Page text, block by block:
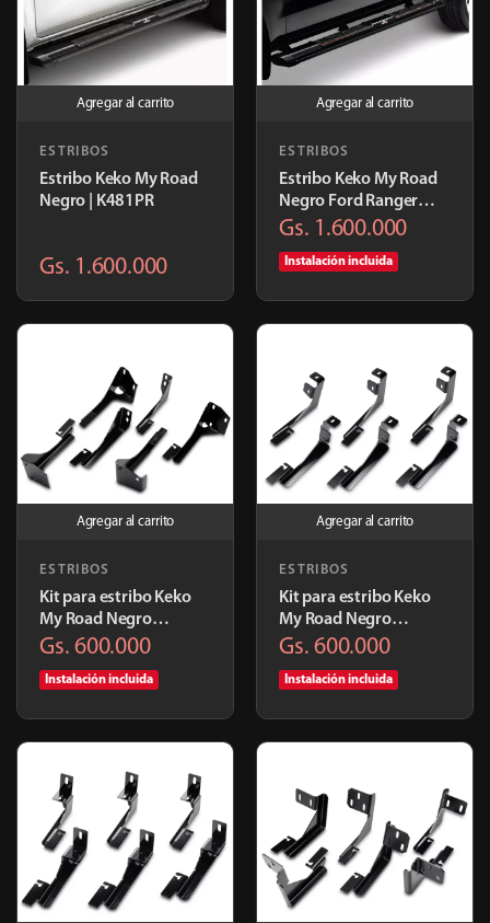
Agregar al carrito
ESTRIBOS
Estribo Keko My Road
Negro | K481PR
Gs. 1.600.000
Agregar al carrito
ESTRIBOS
Estribo Keko My Road
Negro Ford Ranger
2013/2024 | K403PR
Gs. 1.600.000
Instalación incluida
Agregar al carrito
ESTRIBOS
Kit para estribo Keko
My Road Negro
Volkswagen Amarok
Gs. 600.000
Instalación incluida
Agregar al carrito
ESTRIBOS
Kit para estribo Keko
My Road Negro
Mitsubishi Triton
Gs. 600.000
Instalación incluida